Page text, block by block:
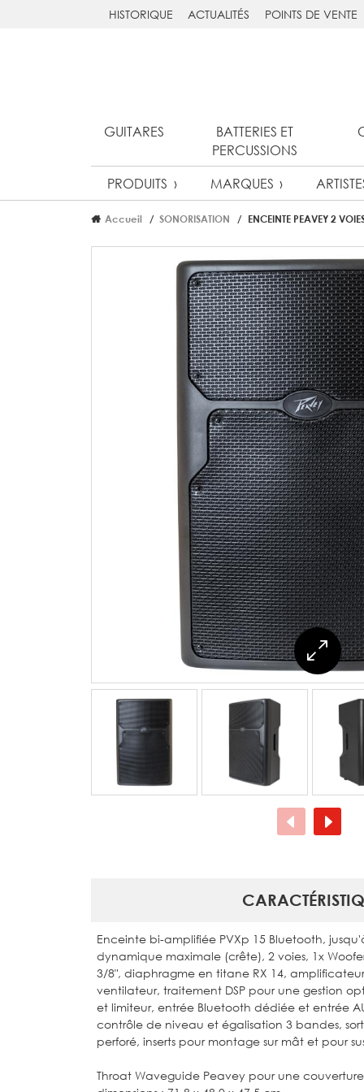
HISTORIQUE ACTUALITÉS POINTS DE VENTE
GUITARES
BATTERIES ET
PERCUSSIONS
PRODUITS MARQUES
Accueil SONORISATION ENCEINTE PEAVEY 2
Enceinte bi-amplifiée PVXp 15 Bluetooth,
dynamique maximale (crête), 2 voies, 1x
3/8", diaphragme en titane RX 14,
ventilateur, traitement DSP pour une gestion
et limiteur, entrée Bluetooth dédiée et entrée
contrôle de niveau et égalisation 3 bandes,
perforé, inserts pour montage sur mât et pour
Throat Waveguide Peavey pour une couverture